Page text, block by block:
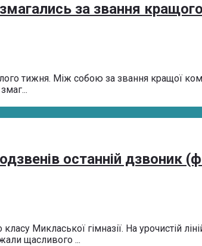
за звання кращого
тижня. Між собою за звання кращої
останній дзвоник
Микласької гімназії. На урочистій
щасливого ...